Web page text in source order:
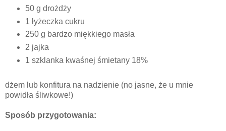
50 g drożdży
1 łyżeczka cukru
250 g bardzo miękkiego masła
2 jajka
1 szklanka kwaśnej śmietany 18%
dżem lub konfitura na nadzienie (no jasne, że u mnie
powidła śliwkowe!)
Sposób przygotowania: